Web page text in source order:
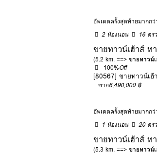
อัพเดตครั้งสุดท้ายมากก
2 ห้องนอน
16 ตร
ขายทาวน์เฮ้าส์ ท
(5.2 km. ==> ขายทาวน์
100%Off
[80567] ขายทาวน์เ
ขาย6,490,000 ฿
อัพเดตครั้งสุดท้ายมากก
1 ห้องนอน
20 ตร
ขายทาวน์เฮ้าส์ ท
(5.3 km. ==> ขายทาวน์